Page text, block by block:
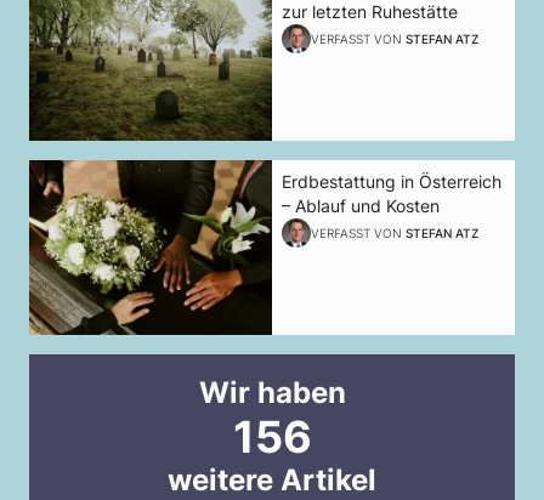
zur letzten Ruhestätte
VERFASST VON STEFAN ATZ
Erdbestattung in Österreich
– Ablauf und Kosten
VERFASST VON STEFAN ATZ
Wir haben
156
weitere Artikel